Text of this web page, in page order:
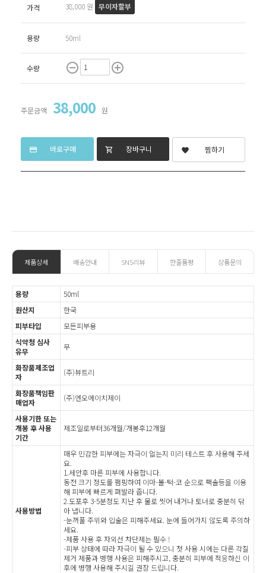
가격 38,000 원 무이자할부
용량 50ml
수량 remove_circle_outline add_circle_outline
주문금액 38,000 원
credit_card 바로구매 shopping_cart 장바구니 favorite 찜하기
제품상세 배송안내 SNS리뷰 한줄품평 상품문의
용량
50ml
원산지
한국
피부타입
모든피부용
식약청 심사
유무
무
화장품제조업
자
(주)뷰트리
화장품책임판
매업자
(주)엔오에이치제이
사용기한 또는
개봉 후 사용
기간
제조일로부터36개월/개봉후12개월
사용방법
매우 민감한 피부에는 자극이 없는지 미리 테스트 후 사용해 주세
요.
1.세안후 마른 피부에 사용합니다.
동전 크기 정도를 펌핑하여 이마-볼-턱-코 순으로 팩솔등을 이용
해 피부에 빠르게 펴발라 줍니다.
2.도포후 3-5분정도 지난 후 물로 씻어 내거나 토너로 충분히 닦
아 냅니다.
-눈꺼풀 주위와 입술은 피해주세요. 눈에 들어가지 않도록 주의하
세요.
-제품 사용 후 자외선 차단제는 필수 !
-피부 상태에 따라 자극이 될 수 있으니 첫 사용 시에는 다른 각질
제거 제품과 병행 사용은 피해주시고, 충분히 피부에 적응하신 이
후에 병행 사용해 주시길 권장 드립니다.